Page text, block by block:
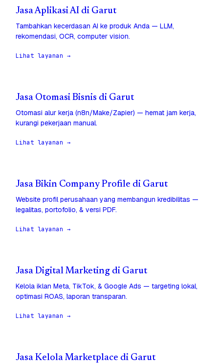
Jasa Aplikasi AI di Garut
Tambahkan kecerdasan AI ke produk Anda — LLM,
rekomendasi, OCR, computer vision.
Lihat layanan →
Jasa Otomasi Bisnis di Garut
Otomasi alur kerja (n8n/Make/Zapier) — hemat jam kerja,
kurangi pekerjaan manual.
Lihat layanan →
Jasa Bikin Company Profile di Garut
Website profil perusahaan yang membangun kredibilitas —
legalitas, portofolio, & versi PDF.
Lihat layanan →
Jasa Digital Marketing di Garut
Kelola iklan Meta, TikTok, & Google Ads — targeting lokal,
optimasi ROAS, laporan transparan.
Lihat layanan →
Jasa Kelola Marketplace di Garut